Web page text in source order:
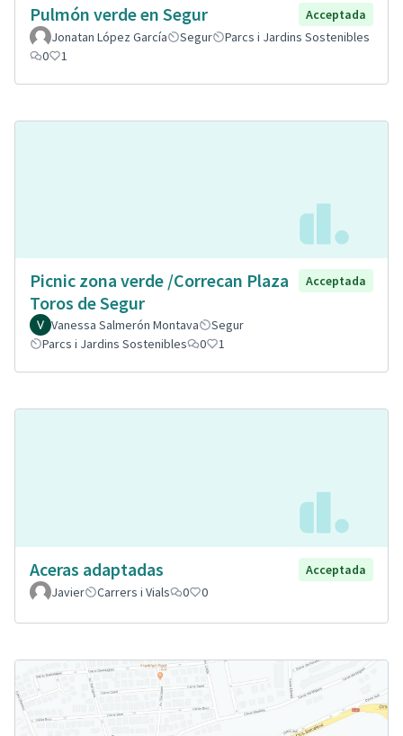
Pulmón verde en Segur
Acceptada
Jonatan López García
Segur
Parcs i Jardins Sostenibles
0
1
Picnic zona verde /Correcan Plaza
Toros de Segur
Acceptada
Vanessa Salmerón Montava
Segur
Parcs i Jardins Sostenibles
0 1
Aceras adaptadas
Acceptada
Javier
Carrers i Vials 0 0